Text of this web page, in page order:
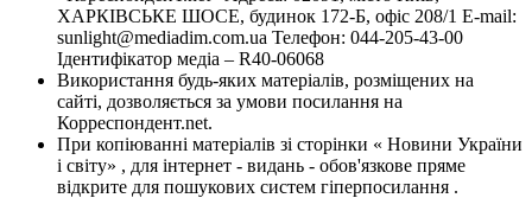
ХАРКІВСЬКЕ ШОСЕ, будинок 172-Б, офіс 208/1 E-mail:
sunlight@mediadim.com.ua Телефон: 044-205-43-00
Ідентифікатор медіа – R40-06068
Використання будь-яких матеріалів, розміщених на
сайті, дозволяється за умови посилання на
Корреспондент.net.
При копіюванні матеріалів зі сторінки « Новини України
і світу» , для інтернет - видань - обов'язкове пряме
відкрите для пошукових систем гіперпосилання .